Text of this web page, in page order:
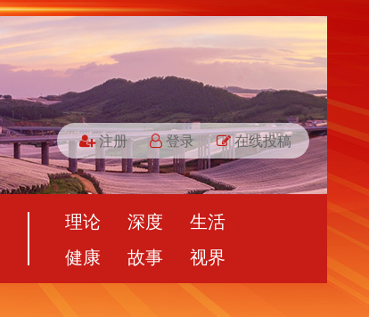
注册 登录 在线投稿
理论 深度
生活
健康
故事 视界